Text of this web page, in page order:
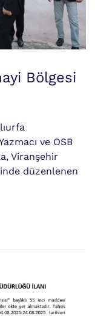
Bölgesi
ve OSB
Viranşehir
düzenlenen